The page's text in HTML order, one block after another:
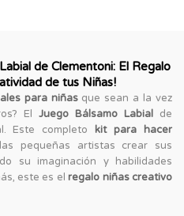
de Clementoni: El Regalo
de tus Niñas!
para niñasque sean a la vez
El Juego Bálsamo Labial de
Este completokit para hacer
pequeñas artistas crear sus
su imaginación y habilidades
este es elregalo niñas creativo